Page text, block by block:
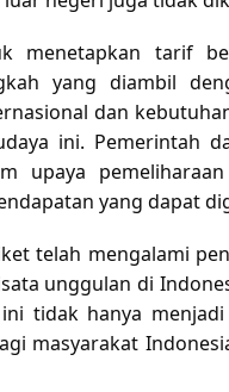
menetapkan tarif
yang diambil
dan
ini. Pemerintah
upaya
yang dapat
telah mengalami
unggulan di
tidak hanya
masyarakat